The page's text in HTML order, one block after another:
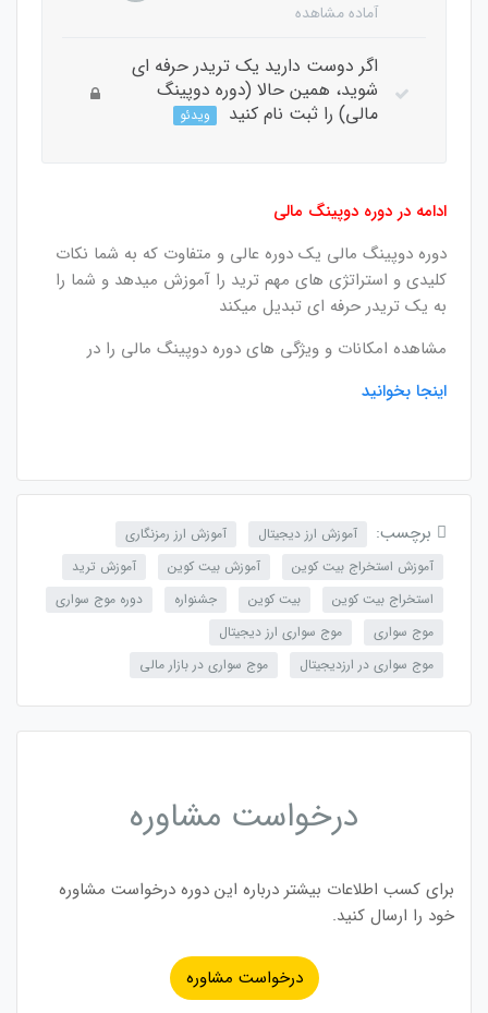
آماده مشاهده
اگر دوست دارید یک تریدر حرفه ای
شوید، همین حالا (دوره دوپینگ
مالی) را ثبت نام کنید
ویدئو
دروس این دوره باید این دوره را خریداری نمایید.
ادامه در دوره دوپینگ مالی
دوره دوپینگ مالی یک دوره عالی و متفاوت که به شما نکات
کلیدی و استراتژی های مهم ترید را آموزش میدهد و شما را
به یک تریدر حرفه ای تبدیل میکند
مشاهده امکانات و ویژگی های دوره دوپینگ مالی را در
اینجا بخوانید
برچسب: آموزش ارز دیجیتال
آموزش ارز رمزنگاری
آموزش استخراج بیت کوین
آموزش بیت کوین
آموزش ترید
استخراج بیت کوین
بیت کوین جشنواره
دوره موج سواری
موج سواری
موج سواری ارز دیجیتال
موج سواری در ارزدیجیتال
موج سواری در بازار مالی
درخواست مشاوره
برای کسب اطلاعات بیشتر درباره این دوره درخواست مشاوره
خود را ارسال کنید.
درخواست مشاوره